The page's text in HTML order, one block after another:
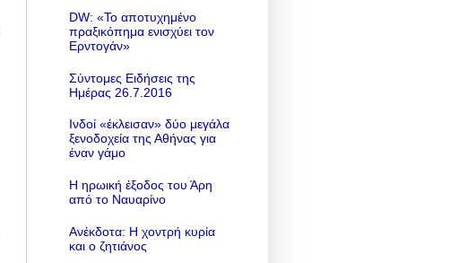
DW: «To αποτυχημένο
πραξικόπημα ενισχύει τον
Ερντογάν»
Σύντομες Ειδήσεις της
Ημέρας 26.7.2016
Ινδοί «έκλεισαν» δύο μεγάλα
ξενοδοχεία της Αθήνας για
έναν γάμο
Η ηρωική έξοδος του Άρη
από το Ναυαρίνο
Ανέκδοτα: Η χοντρή κυρία
και ο ζητιάνος